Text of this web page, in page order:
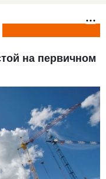
на первичном